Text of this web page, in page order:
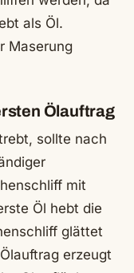
als Öl.
Maserung
Ölauftrag
sollte nach
mit
Öl hebt die
glättet
erzeugt